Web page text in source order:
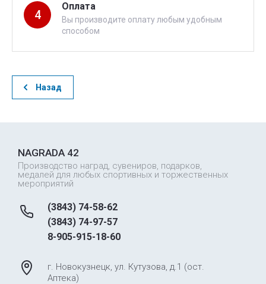
4
Оплата
Вы производите оплату любым удобным
способом
Назад
NAGRADA 42
Производство наград, сувениров, подарков,
медалей для любых спортивных и торжественных
мероприятий
(3843) 74-58-62
(3843) 74-97-57
8-905-915-18-60
г. Новокузнецк, ул. Кутузова, д.1 (ост.
Аптека)